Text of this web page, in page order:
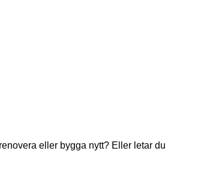
eller bygga nytt? Eller letar du